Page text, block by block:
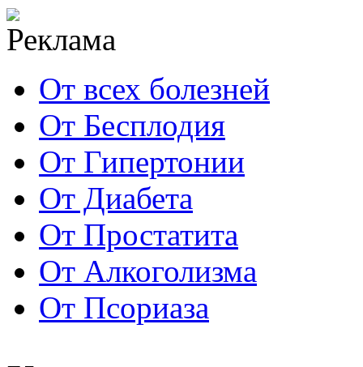
От всех болезней
От Бесплодия
От Гипертонии
От Диабета
От Простатита
От Алкоголизма
От Псориаза